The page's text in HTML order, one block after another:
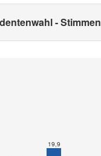
- Stimmen
19,9